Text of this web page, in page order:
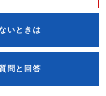
いときは
問と回答